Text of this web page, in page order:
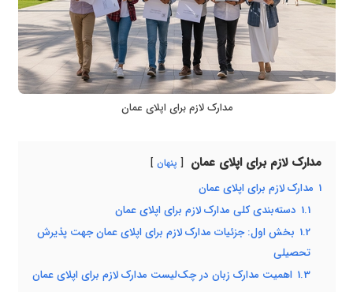
مدارک لازم برای اپلای عمان
مدارک لازم برای اپلای عمان پنهان
1 مدارک لازم برای اپلای عمان
1.1 دسته‌بندی کلی مدارک لازم برای اپلای عمان
1.2 بخش اول: جزئیات مدارک لازم برای اپلای عمان جهت پذیرش
تحصیلی
1.3 اهمیت مدارک زبان در چک‌لیست مدارک لازم برای اپلای عمان